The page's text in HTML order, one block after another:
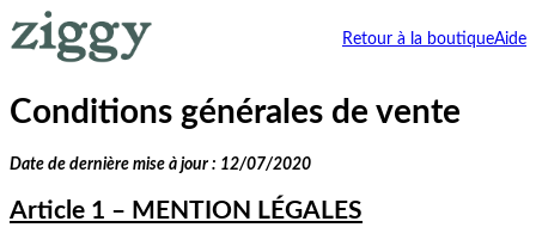
Retour à la boutiqueAide
Conditions générales de vente
Date de dernière mise à jour : 12/07/2020
Article 1 – MENTION LÉGALES